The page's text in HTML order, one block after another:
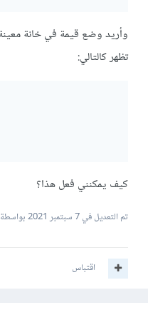
تظهر كالتالي:
كيف يمكنني فعل هذا؟
تم التعديل في7 سبتمبر 2021 بواسطة Mohamed Elnemr
اقتباس